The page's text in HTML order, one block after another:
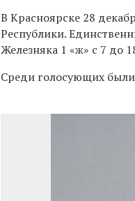
В Красноярске 28
Республики.
Железняка 1 «ж» с 7 до
Среди голосующих были